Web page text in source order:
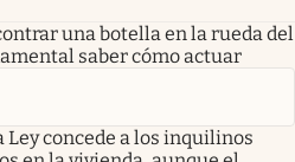
una botella en la rueda del
saber cómo actuar
Ley concede a los inquilinos